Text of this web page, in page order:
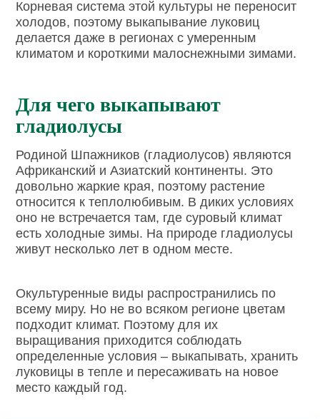
Корневая система этой культуры не переносит
холодов, поэтому выкапывание луковиц
делается даже в регионах с умеренным
климатом и короткими малоснежными зимами.
Для чего выкапывают
гладиолусы
Родиной Шпажников (гладиолусов) являются
Африканский и Азиатский континенты. Это
довольно жаркие края, поэтому растение
относится к теплолюбивым. В диких условиях
оно не встречается там, где суровый климат
есть холодные зимы. На природе гладиолусы
живут несколько лет в одном месте.
Окультуренные виды распространились по
всему миру. Но не во всяком регионе цветам
подходит климат. Поэтому для их
выращивания приходится соблюдать
определенные условия – выкапывать, хранить
луковицы в тепле и пересаживать на новое
место каждый год.